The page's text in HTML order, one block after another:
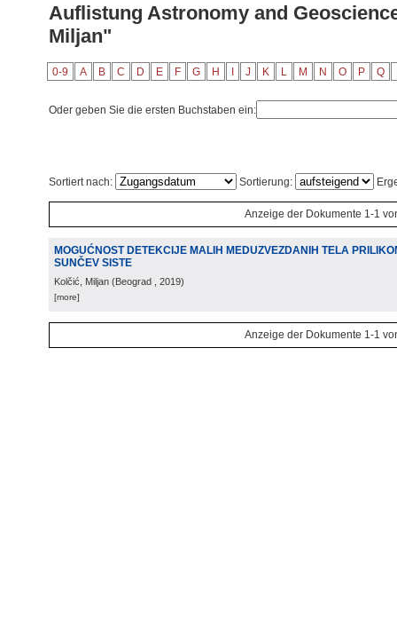
Auflistung Astronomy and
Miljan"
0-9 A B C D E F G H J K L M N O P Q
Oder geben Sie die ersten Buchstaben ein:
Sortiert nach: Sortierung:
Anzeige der Dokumente 1-1
MOGUĆNOST DETEKCIJE MALIH MEDUZVEZDANIH TELA
SUNČEV SISTE
Kolčić, Miljan (Beograd , 2019)
[more]
Anzeige der Dokumente 1-1